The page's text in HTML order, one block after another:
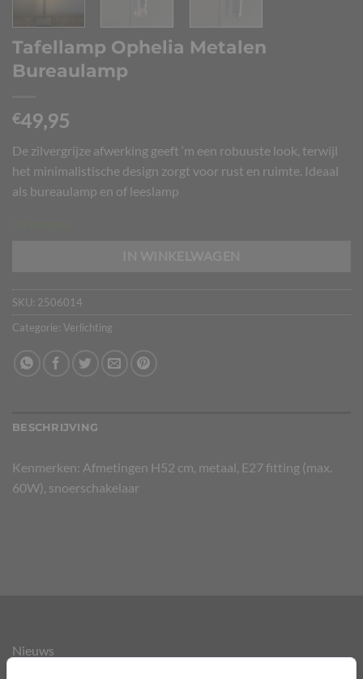
Tafellamp Ophelia Metalen
Bureaulamp
€49,95
De zilvergrijze afwerking geeft ‘m een robuuste look, terwijl
het minimalistische design zorgt voor rust en ruimte. Ideaal
als bureaulamp en of leeslamp
SKU: 2506014
Categorie: Verlichting
BESCHRIJVING
Kenmerken: Afmetingen H52 cm, metaal, E27 fitting (max.
60W), snoerschakelaar
Nieuws